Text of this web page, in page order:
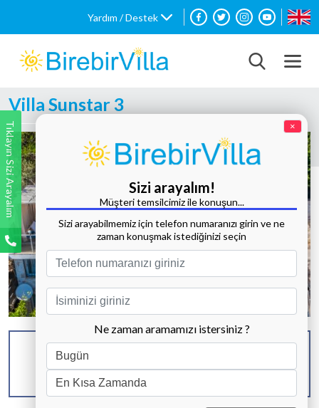
Yardım / Destek
Villa Sunstar 3
Tüm Fotoğrafları Göster
KAPASİTE
6 KİŞİ
BANYO & WC
3 ADET
YATAK ODASI
Tıklayın Sizi Arayalım ×
Sizi arayalım!
Müşteri temsilcimiz ile konuşun...
Sizi arayabilmemiz için telefon numaranızı girin ve ne
zaman konuşmak istediğinizi seçin
Ne zaman aramamızı istersiniz ?